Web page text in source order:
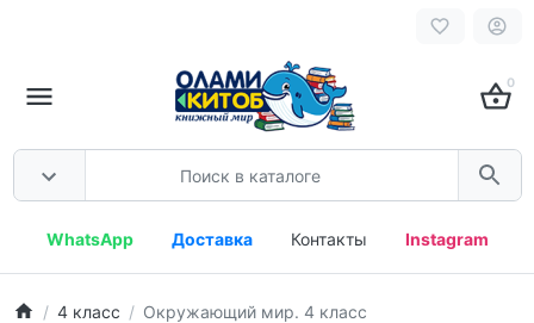
0
WhatsApp Доставка Контакты Instagram
4 класс Окружающий мир. 4 класс